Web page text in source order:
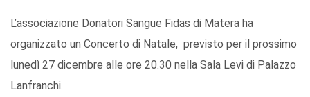
L’associazione Donatori Sangue Fidas di Matera ha
organizzato un Concerto di Natale, previsto per il prossimo
lunedì 27 dicembre alle ore 20.30 nella Sala Levi di Palazzo
Lanfranchi.